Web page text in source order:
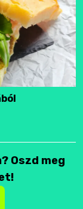
Oszd meg